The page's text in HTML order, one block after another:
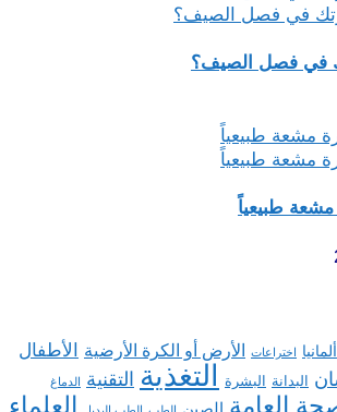
في فصل الصيف؟
طبيعياً
ألمانيا اختراعات الأرض أو الكرة الأرضية الأطفال
البدانة البشرة التغذية التقنية الدماغ
العامة الصين العلماء